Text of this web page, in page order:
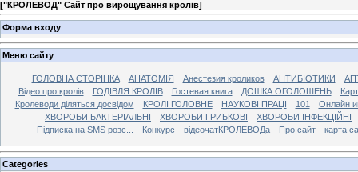
["КРОЛЕВОД" Сайт про вирощування кролів]
Форма входу
Меню сайту
ГОЛОВНА СТОРІНКА АНАТОМІЯ Анестезия кроликов АНТИБІОТИКИ
Відео про кролів
ГОДІВЛЯ КРОЛІВ Гостевая книга ДОШКА ОГОЛОШЕНЬ
Кролеводи діляться досвідом
КРОЛІ ГОЛОВНЕ НАУКОВІ ПРАЦІ 101
Онлайн
ХВОРОБИ БАКТЕРІАЛЬНІ
ХВОРОБИ ГРИБКОВІ
ХВОРОБИ ІНФЕКЦІЙНІ
Підписка на SMS розс...
Конкурс відеочатКРОЛЕВОДа Про сайт карта
Categories